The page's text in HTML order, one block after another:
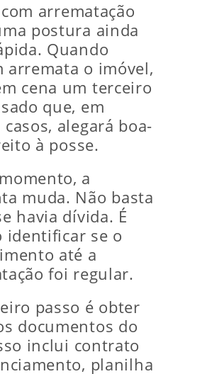
com arrematação
postura ainda
Quando
arremata o imóvel,
cena um terceiro
que, em
alegará boa-
à posse.
a
muda. Não basta
havia dívida. É
identificar se o
até a
foi regular.
passo é obter
documentos do
inclui contrato
planilha